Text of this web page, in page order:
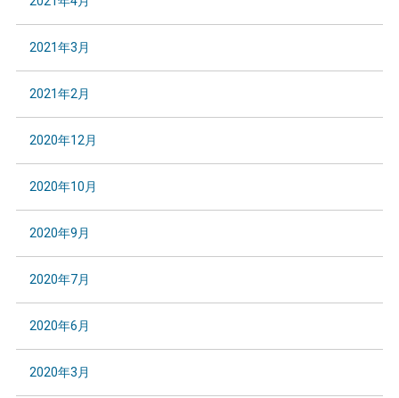
2021年3月
2021年2月
2020年12月
2020年10月
2020年9月
2020年7月
2020年6月
2020年3月